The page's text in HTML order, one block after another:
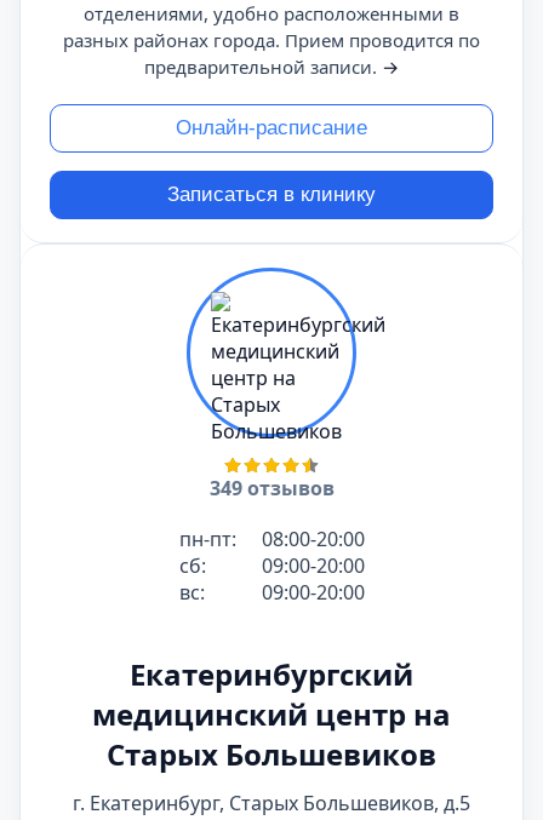
отделениями, удобно расположенными в
разных районах города. Прием проводится по
предварительной записи. →
Онлайн-расписание
Записаться в клинику
349 отзывов
пн-пт:
08:00-20:00
сб:
09:00-20:00
вс:
09:00-20:00
Екатеринбургский
медицинский центр на
Старых Большевиков
г. Екатеринбург, Старых Большевиков, д.5